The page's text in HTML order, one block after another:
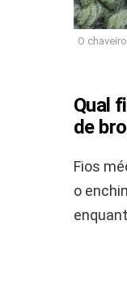
O
Qual
de
Fios
o